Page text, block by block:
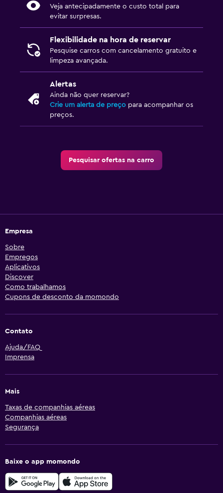
Veja antecipadamente o custo total para
evitar surpresas.
Flexibilidade na hora de reservar
Pesquise carros com cancelamento gratuito e
limpeza avançada.
Alertas
Ainda não quer reservar?
Crie um alerta de preço para acompanhar os
preços.
Pesquisar ofertas na carro
Empresa
Sobre
Empregos
Aplicativos
Discover
Como trabalhamos
Cupons de desconto da momondo
Contato
Ajuda/FAQ
Imprensa
Mais
Taxas de companhias aéreas
Companhias aéreas
Segurança
Baixe o app momondo